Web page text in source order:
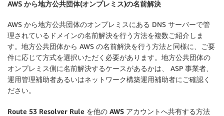
AWS から地方公共団体(オンプレミス)の名前解決
AWS から地方公共団体のオンプレミスにある DNS サーバーで管
理されているドメインの名前解決を行う方法を複数ご紹介しま
す。地方公共団体から AWS の名前解決を行う方法と同様に、ご要
件に応じて方式を選択いただく必要があります。地方公共団体の
オンプレミス側に名前解決するケースがあるかは、 ASP 事業者、
運用管理補助者あるいはネットワーク構築運用補助者にご確認く
ださい。
Route 53 Resolver Rule を他の AWS アカウントへ共有する方法